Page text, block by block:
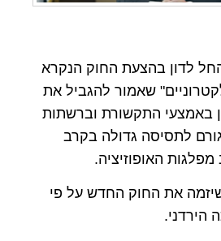
לדון בהצעת החוק הנקרא
שאמור להגביל את
באמצעי התקשורת וברשתות
לתסיסה גדולה בקרב
האופוזיציה.
את החוק החדש על פי
הירדני.